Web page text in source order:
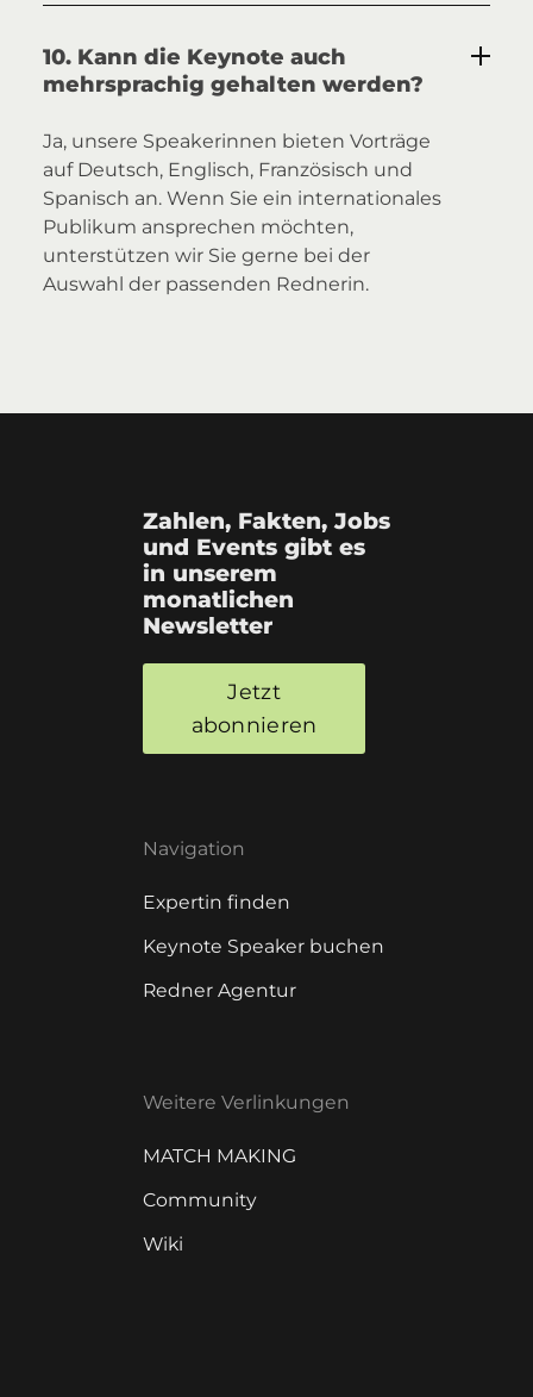
10. Kann die Keynote auch
mehrsprachig gehalten werden?
Ja, unsere Speakerinnen bieten Vorträge
auf Deutsch, Englisch, Französisch und
Spanisch an. Wenn Sie ein internationales
Publikum ansprechen möchten,
unterstützen wir Sie gerne bei der
Auswahl der passenden Rednerin.
Zahlen, Fakten, Jobs
und Events gibt es
in unserem
monatlichen
Newsletter
Jetzt
abonnieren
Navigation
Expertin finden
Keynote Speaker buchen
Redner Agentur
Weitere Verlinkungen
MATCH MAKING
Community
Wiki